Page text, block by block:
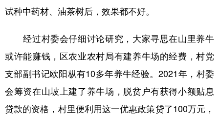
北京 天津 河北 山西
辽宁 吉林 上海 江苏
浙江 安徽 福建 江西
山东 河南 湖北 湖南
试种中药材、油茶树后，效果都不好。
经过村委会仔细讨论研究，大家寻思在山里养牛
或许能赚钱，区农业农村局有建养牛场的经费，村党
支部副书记欧阳枞有10多年养牛经验。2021年，村委
会筹资在山坡上建了养牛场，脱贫户有获得小额贴息
贷款的资格，村里便利用这一优惠政策贷了100万元，